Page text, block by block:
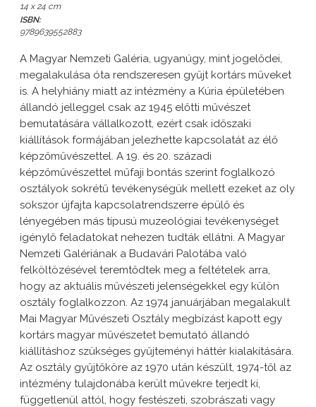
14 x 24 cm
ISBN:
9789639552883
A Magyar Nemzeti Galéria, ugyanúgy, mint jogelődei,
megalakulása óta rendszeresen gyűjt kortárs műveket
is. A helyhiány miatt az intézmény a Kúria épületében
állandó jelleggel csak az 1945 előtti művészet
bemutatására vállalkozott, ezért csak időszaki
kiállítások formájában jelezhette kapcsolatát az élő
képzőművészettel. A 19. és 20. századi
képzőművészettel műfaji bontás szerint foglalkozó
osztályok sokrétű tevékenységük mellett ezeket az oly
sokszor újfajta kapcsolatrendszerre épülő és
lényegében más típusú muzeológiai tevékenységet
igénylő feladatokat nehezen tudták ellátni. A Magyar
Nemzeti Galériának a Budavári Palotába való
felköltözésével teremtődtek meg a feltételek arra,
hogy az aktuális művészeti jelenségekkel egy külön
osztály foglalkozzon. Az 1974 januárjában megalakult
Mai Magyar Művészeti Osztály megbízást kapott egy
kortárs magyar művészetet bemutató állandó
kiállításhoz szükséges gyűjteményi háttér kialakítására.
Az osztály gyűjtőköre az 1970 után készült, 1974-től az
intézmény tulajdonába került művekre terjedt ki,
függetlenül attól, hogy festészeti, szobrászati vagy